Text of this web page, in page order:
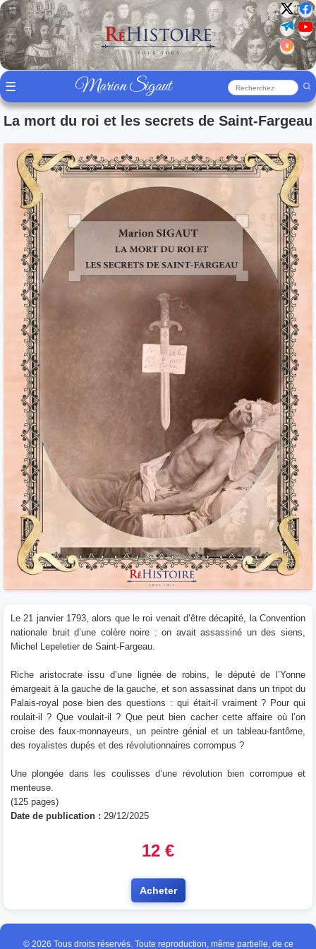
☰ Marion Sigaut
La mort du roi et les secrets de Saint-Fargeau
Le 21 janvier 1793, alors que le roi venait d’être décapité, la Convention
nationale bruit d’une colère noire : on avait assassiné un des siens,
Michel Lepeletier de Saint-Fargeau.
Riche aristocrate issu d’une lignée de robins, le député de l’Yonne
émargeait à la gauche de la gauche, et son assassinat dans un tripot du
Palais-royal pose bien des questions : qui était-il vraiment ? Pour qui
roulait-il ? Que voulait-il ? Que peut bien cacher cette affaire où l’on
croise des faux-monnayeurs, un peintre génial et un tableau-fantôme,
des royalistes dupés et des révolutionnaires corrompus ?
Une plongée dans les coulisses d’une révolution bien corrompue et
menteuse.
(125 pages)
Date de publication : 29/12/2025
12 €
Acheter
© 2026 Tous droits réservés. Toute reproduction, même partielle, de ce